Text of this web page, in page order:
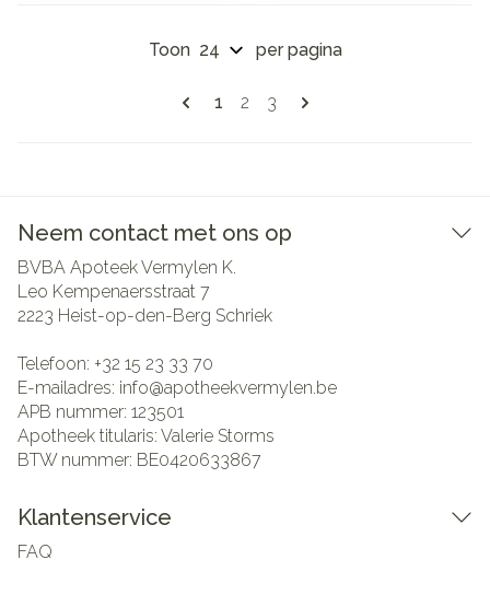
Pagina's
U lees momenteel pagina
1 Pagina
2 Pagina
3
Toon per pagina
Neem contact met ons op
BVBA Apoteek Vermylen K.
Leo Kempenaersstraat 7
2223 Heist-op-den-Berg Schriek
Telefoon: +32 15 23 33 70
E-mailadres: info@apotheekvermylen.be
APB nummer: 123501
Apotheek titularis: Valerie Storms
BTW nummer: BE0420633867
Klantenservice
FAQ